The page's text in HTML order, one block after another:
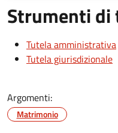
Strumenti
Tutela amministrativa
Tutela giurisdizionale
Argomenti:
Matrimonio